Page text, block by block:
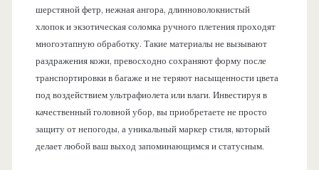
шерстяной фетр, нежная ангора, длинноволокнистый
хлопок и экзотическая соломка ручного плетения проходят
многоэтапную обработку. Такие материалы не вызывают
раздражения кожи, превосходно сохраняют форму после
транспортировки в багаже и не теряют насыщенности цвета
под воздействием ультрафиолета или влаги. Инвестируя в
качественный головной убор, вы приобретаете не просто
защиту от непогоды, а уникальный маркер стиля, который
делает любой ваш выход запоминающимся и статусным.